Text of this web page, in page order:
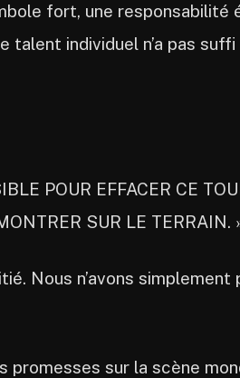
fort, une responsabilité
talent individuel n’a pas
POUR EFFACER CE
SUR LE TERRAIN.
Nous n’avons simplement
promesses sur la scène